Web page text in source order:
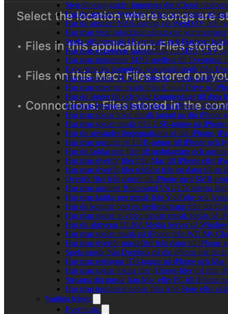
Steg-för-steg-guide: Importera ditt iCloud-
Hur du ansluter Synology NAS och lyssnar på
Hur du ansluter NAS-lagring via WebDAV och
Hur man visar inbäddade sångtexter,
Spela offlinemusik i Evermusic och Flacbox:
Hur man exporterar spårsamling till M3U, CSV
Hur man importerar M3U-spellista till Evermusic
Exportera din kompletta lyssningshistorik från
Hur man spelar FLAC (förlustfri) musik på iPhone
Hur man streamar musik från iCloud Drive på
Hur du lägger till och visar kommentarer till dina
Hur man lyssnar på ljudböcker på iPhone, iPad
Hur man spelar lokal musik lagrad pa din iPhone
Hur man spelar musik från USB-minne på
Hur du använder ljudequalizern på din iPhone,
Hur man ansluter ett USB-minne till iPhone och
Hur du laddar upp filer till molnlagring och
Hur man överför filer från Mac till iPhone eller
Hur man överför filer trådlöst från en dator till en
Överför filer från datorn till iPhone med SMB-
Hur man ansluter Bluesound VAULTs interna
Hur man laddar ner musik från YouTube och
Hur du kopplar bort en tredjepartsapp från ditt
Hur man spelar in video medan musik spelas på
Hur du aktiverar DLNA Media Server på
Hur man spelar musik på iPhone från WD My
Hur man överför musikfiler från dator till iPhone
Spela musik från Dropbox på din iPhone när du
Hur man redigerar ID3-taggar på iPhone och Mac
Hur man spelar lokala filer (iTunes-filer) på min
Streama din musik från Mac eller PC till iPhone
Hur man installerar appen från App Store eller
Vanliga frågor
Evermusic